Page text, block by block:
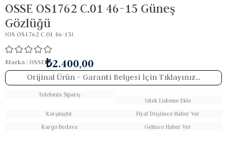
OSSE OS1762 C.01 46-15 Güneş
Gözlüğü
(OS OS1762 C.01 46-15)
Marka : OSSE₺2.400,00
Orijinal Ürün - Garanti Belgesi İçin Tıklayınız...
Telefonla Sipariş
İstek Listeme Ekle
Karşılaştır
Fiyat Düşünce Haber Ver
Kargo Bedava
Gelince Haber Ver